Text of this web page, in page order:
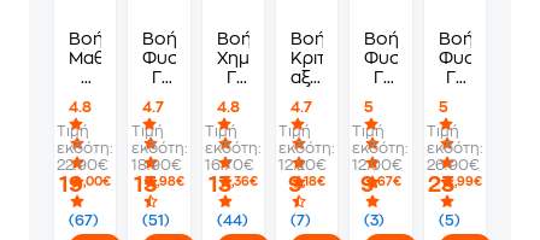
Βοήθημα
Μαθηματικά
Γ
4.8
(67)
Τιμή
εκδότη:
22.90€
19,00€
Βοήθημα
Φυσική
Γ'
4.7
(51)
Τιμή
εκδότη:
18.90€
15,98€
Βοήθημα
Χημεία
Γ'
4.8
(44)
Τιμή
εκδότη:
16.70€
13,36€
Βοήθημα
Κριτήρια
αξιολόγησης
Φυσική
Β'
Γυμνασίου
4.7
(7)
Τιμή
εκδότη:
12.20€
9,18€
Βοήθημα
Φυσική
Γ'
5
(3)
Τιμή
εκδότη:
12.00€
9,67€
Βοήθημα
Φυσική
Γ΄
5
(5)
Τιμή
εκδότη:
26.90€
23,99€